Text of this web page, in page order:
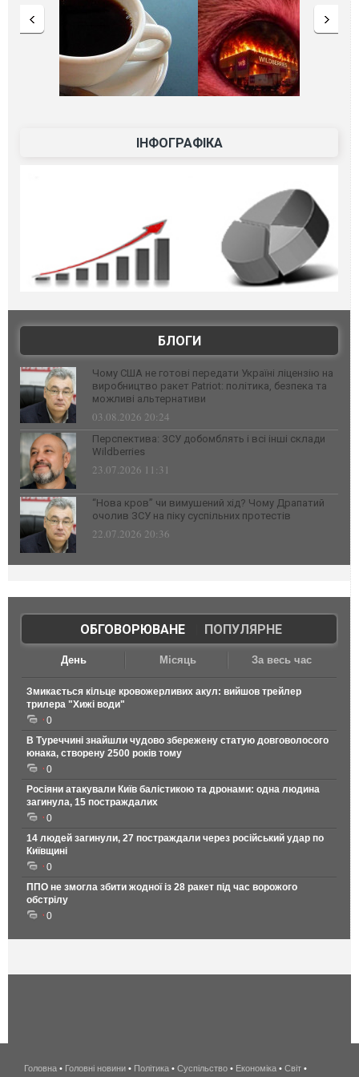
ІНФОГРАФІКА
БЛОГИ
Чому США не готові передати Україні ліцензію на
виробництво ракет Patriot: політика, безпека та
можливі альтернативи
03.08.2026 20:24
Перспектива: ЗСУ добомблять і всі інші склади
Wildberries
23.07.2026 11:31
“Нова кров” чи вимушений хід? Чому Драпатий
очолив ЗСУ на піку суспільних протестів
22.07.2026 20:36
ОБГОВОРЮВАНЕ| ПОПУЛЯРНЕ
День Місяць За весь час
Змикається кільце кровожерливих акул: вийшов трейлер
трилера "Хижі води"
0
В Туреччині знайшли чудово збережену статую довговолосого
юнака, створену 2500 років тому
0
Росіяни атакували Київ балістикою та дронами: одна людина
загинула, 15 постраждалих
0
14 людей загинули, 27 постраждали через російський удар по
Київщині
0
ППО не змогла збити жодної із 28 ракет під час ворожого
обстрілу
0
беспроводной
Головна • Головні новини • Політика • Суспільство • Економіка • Світ •